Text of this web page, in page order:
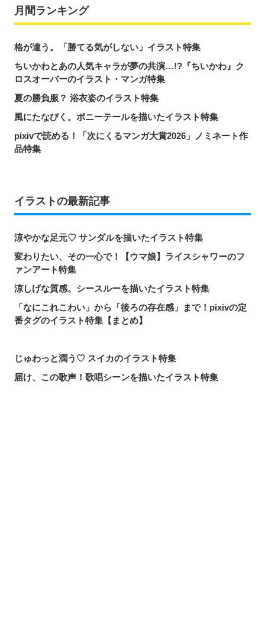
月間ランキング
格が違う。「勝てる気がしない」イラスト特集
ちいかわとあの人気キャラが夢の共演…!?『ちいかわ』ク
ロスオーバーのイラスト・マンガ特集
夏の勝負服？ 浴衣姿のイラスト特集
風にたなびく。ポニーテールを描いたイラスト特集
pixivで読める！「次にくるマンガ大賞2026」ノミネート作
品特集
イラストの最新記事
涼やかな足元♡ サンダルを描いたイラスト特集
変わりたい、その一心で！【ウマ娘】ライスシャワーのフ
ァンアート特集
涼しげな質感。シースルーを描いたイラスト特集
「なにこれこわい」から「後ろの存在感」まで！pixivの定
番タグのイラスト特集【まとめ】
じゅわっと潤う♡ スイカのイラスト特集
届け、この歌声！歌唱シーンを描いたイラスト特集